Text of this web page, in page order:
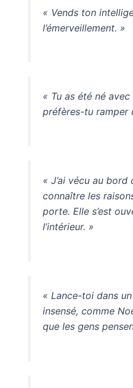
« Vends ton
l’émerveillement. »
« Tu as été né
préfères-tu ramper
« J’ai vécu au
connaître les
porte. Elle s’est
l’intérieur. »
« Lance-toi dans
insensé, comme
que les gens